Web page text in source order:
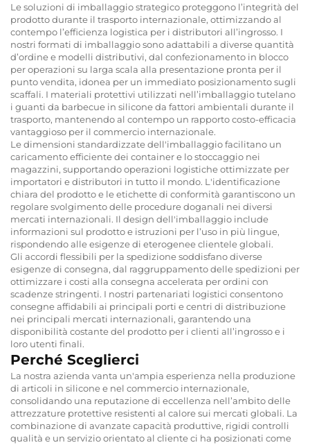
Le soluzioni di imballaggio strategico proteggono l’integrità del
prodotto durante il trasporto internazionale, ottimizzando al
contempo l’efficienza logistica per i distributori all’ingrosso. I
nostri formati di imballaggio sono adattabili a diverse quantità
d’ordine e modelli distributivi, dal confezionamento in blocco
per operazioni su larga scala alla presentazione pronta per il
punto vendita, idonea per un immediato posizionamento sugli
scaffali. I materiali protettivi utilizzati nell’imballaggio tutelano
i guanti da barbecue in silicone da fattori ambientali durante il
trasporto, mantenendo al contempo un rapporto costo-efficacia
vantaggioso per il commercio internazionale.
Le dimensioni standardizzate dell'imballaggio facilitano un
caricamento efficiente dei container e lo stoccaggio nei
magazzini, supportando operazioni logistiche ottimizzate per
importatori e distributori in tutto il mondo. L'identificazione
chiara del prodotto e le etichette di conformità garantiscono un
regolare svolgimento delle procedure doganali nei diversi
mercati internazionali. Il design dell'imballaggio include
informazioni sul prodotto e istruzioni per l’uso in più lingue,
rispondendo alle esigenze di eterogenee clientele globali.
Gli accordi flessibili per la spedizione soddisfano diverse
esigenze di consegna, dal raggruppamento delle spedizioni per
ottimizzare i costi alla consegna accelerata per ordini con
scadenze stringenti. I nostri partenariati logistici consentono
consegne affidabili ai principali porti e centri di distribuzione
nei principali mercati internazionali, garantendo una
disponibilità costante del prodotto per i clienti all’ingrosso e i
loro utenti finali.
Perché Sceglierci
La nostra azienda vanta un'ampia esperienza nella produzione
di articoli in silicone e nel commercio internazionale,
consolidando una reputazione di eccellenza nell’ambito delle
attrezzature protettive resistenti al calore sui mercati globali. La
combinazione di avanzate capacità produttive, rigidi controlli
qualità e un servizio orientato al cliente ci ha posizionati come